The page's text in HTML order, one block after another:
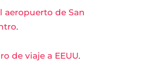
aeropuerto de San
.
de viaje a EEUU.